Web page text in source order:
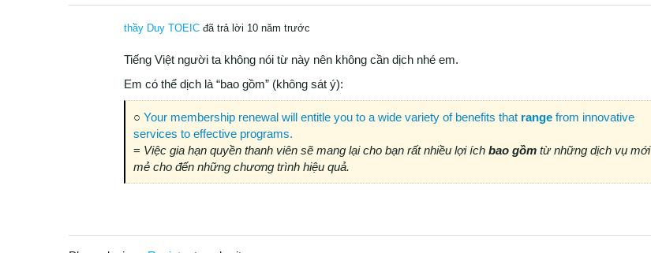
thầy Duy TOEIC đã trả lời 10 năm trước
Tiếng Việt người ta không nói từ này nên không cần dịch nhé em.
Em có thể dịch là “bao gồm” (không sát ý):
○ Your membership renewal will entitle you to a wide variety of benefits that range from innovative
services to effective programs.
= Việc gia hạn quyền thanh viên sẽ mang lại cho bạn rất nhiều lợi ích bao gồm từ những dịch vụ mới
mẻ cho đến những chương trình hiệu quả.